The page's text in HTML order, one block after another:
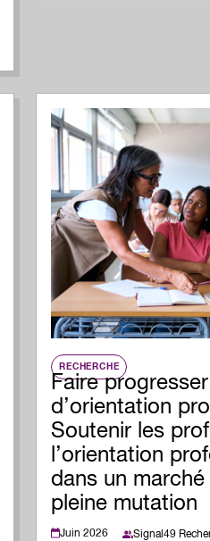
RECHERCHE
Faire
d’orientation
Soutenir les
l’orientation
dans un
pleine mutation
Juin 2026 Signal49